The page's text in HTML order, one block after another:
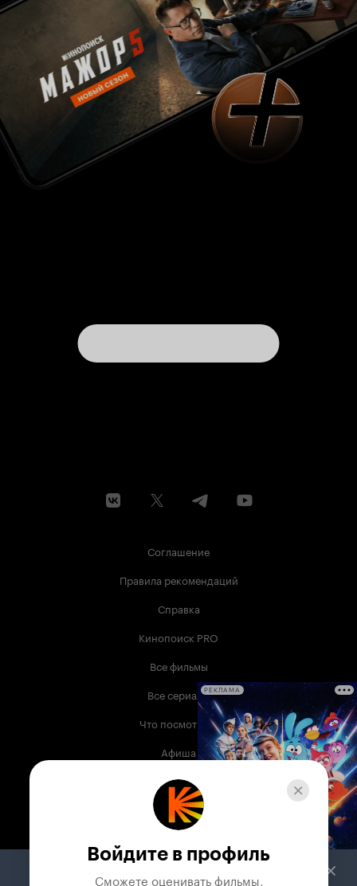
Соглашение
Правила рекомендаций
Справка
Кинопоиск PRO
Все фильмы
Все сериалы
Что посмотреть
Афиша
Музыка
Телепрограмма
Служба поддержки
РЕКЛАМА
Войдите в профиль
Сможете оценивать фильмы,